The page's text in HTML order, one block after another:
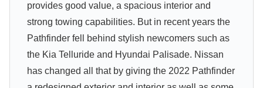
provides good value, a spacious interior and
strong towing capabilities. But in recent years the
Pathfinder fell behind stylish newcomers such as
the Kia Telluride and Hyundai Palisade. Nissan
has changed all that by giving the 2022 Pathfinder